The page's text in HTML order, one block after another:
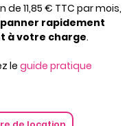
11,85 € TTC par mois,
rapidement
à votre charge.
le guide pratique